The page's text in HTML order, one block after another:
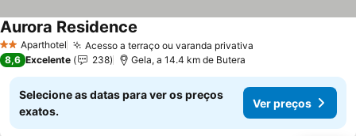
2 EstrelasAparthotel Acesso a terraço ou varanda privativa
Aurora Residence
8,6 Excelente 238 Gela, a 14.4 km de Butera
Selecione as datas para ver os preços
exatos.
Ver preços